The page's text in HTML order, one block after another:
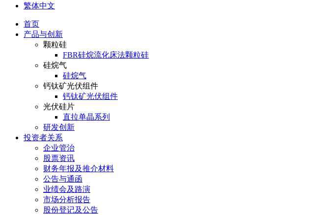
繁体中文
首页
产品与创新
颗粒硅
FBR硅烷流化床法颗粒硅
硅烷气
硅烷气
钙钛矿光伏组件
钙钛矿光伏组件
光伏硅片
直拉单晶系列
研发创新
投资者关系
企业管治
股票资讯
财务年报及推介材料
公告与通函
业绩会及路演
市场分析报告
股份登记及公告